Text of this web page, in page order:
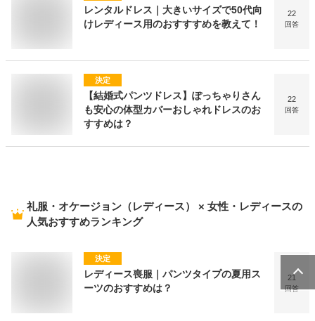
レンタルドレス｜大きいサイズで50代向
けレディース用のおすすすめを教えて！
22
回答
決定
【結婚式パンツドレス】ぽっちゃりさん
も安心の体型カバーおしゃれドレスのお
すすめは？
22
回答
礼服・オケージョン（レディース） × 女性・レディースの
人気おすすめランキング
決定
レディース喪服｜パンツタイプの夏用ス
ーツのおすすめは？
21
回答